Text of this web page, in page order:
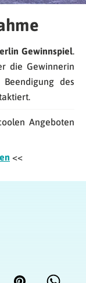
Gewinnspiel.
die Gewinnerin
des
Angeboten
<<